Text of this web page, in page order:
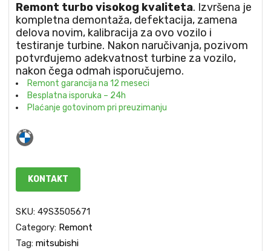
Remont turbo visokog kvaliteta. Izvršena je
kompletna demontaža, defektacija, zamena
delova novim, kalibracija za ovo vozilo i
testiranje turbine. Nakon naručivanja, pozivom
potvrđujemo adekvatnost turbine za vozilo,
nakon čega odmah isporučujemo.
Remont garancija na 12 meseci
Besplatna isporuka – 24h
Plaćanje gotovinom pri preuzimanju
KONTAKT
SKU: 49S3505671
Category: Remont
Tag: mitsubishi